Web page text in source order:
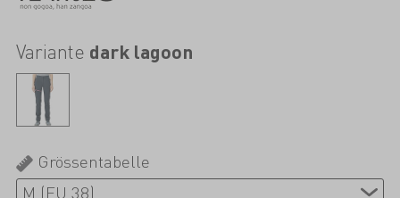
Variante dark lagoon
Grössentabelle